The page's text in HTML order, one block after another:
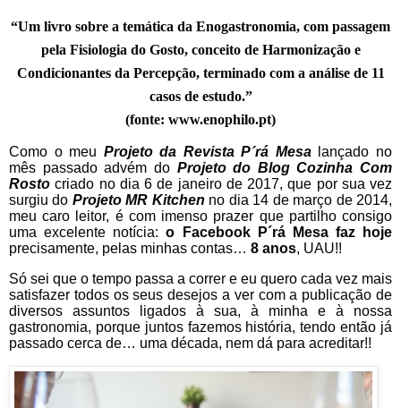
“Um livro sobre a temática da Enogastronomia, com passagem
pela Fisiologia do Gosto, conceito de Harmonização e
Condicionantes da Percepção, terminado com a análise de 11
casos de estudo.”
(fonte: www.enophilo.pt)
Como o meu Projeto da Revista P´rá Mesalançado no
mês passado advém do Projeto do Blog Cozinha Com
Rosto criado no dia 6 de janeiro de 2017, que por sua vez
surgiu do Projeto MR Kitchen no dia 14 de março de 2014,
meu caro leitor, é com imenso prazer que partilho consigo
uma excelente notícia:o Facebook P´rá Mesa faz hoje
precisamente, pelas minhas contas… 8 anos, UAU!!
Só sei que o tempo passa a correr e eu quero cada vez mais
satisfazer todos os seus desejos a ver com a publicação de
diversos assuntos ligados à sua, à minha e à nossa
gastronomia, porque juntos fazemos história, tendo então já
passado cerca de… uma década, nem dá para acreditar!!